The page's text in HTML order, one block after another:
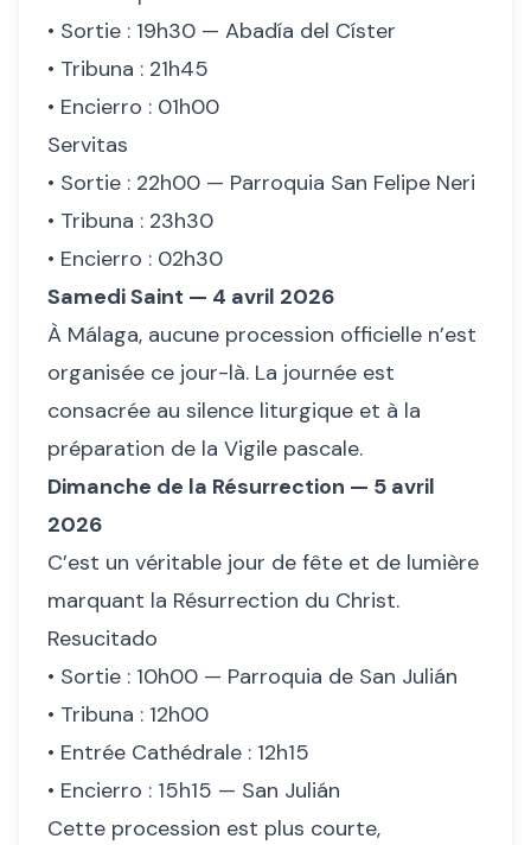
• Sortie : 19h30 — Abadía del Císter
• Tribuna : 21h45
• Encierro : 01h00
Servitas
• Sortie : 22h00 — Parroquia San Felipe Neri
• Tribuna : 23h30
• Encierro : 02h30
Samedi Saint — 4 avril 2026
À Málaga, aucune procession officielle n’est
organisée ce jour-là. La journée est
consacrée au silence liturgique et à la
préparation de la Vigile pascale.
Dimanche de la Résurrection — 5 avril
2026
C’est un véritable jour de fête et de lumière
marquant la Résurrection du Christ.
Resucitado
• Sortie : 10h00 — Parroquia de San Julián
• Tribuna : 12h00
• Entrée Cathédrale : 12h15
• Encierro : 15h15 — San Julián
Cette procession est plus courte,